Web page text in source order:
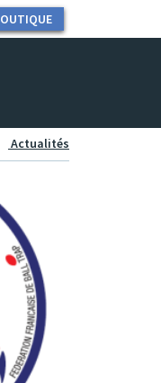
Actualités